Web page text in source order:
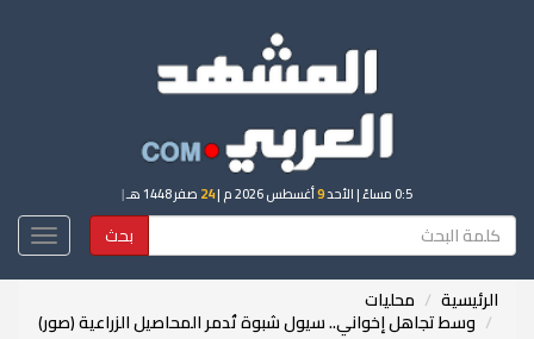
0:5 مساءً | الأحد9أغسطس 2026 م | 24 صفر 1448 هـ |
بحث
الرئيسية محليات
وسط تجاهل إخواني.. سيول شبوة تُدمر المحاصيل الزراعية (صور)